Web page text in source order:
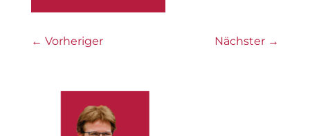
← Vorheriger Nächster →